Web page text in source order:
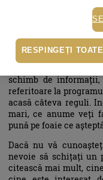
Reglează-ți așteptările
Pe de altă parte,
și minusurile lor.
schimb de
referitoare la
acasă câteva reguli.
mari, ce anume veți
pună pe foaie ce
Dacă nu vă
nevoie să schițați un
citească mai mult,
RESPINGEȚI TOATE